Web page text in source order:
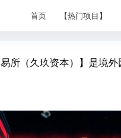
首页 【热门项目】
所（久玖资本）】是境